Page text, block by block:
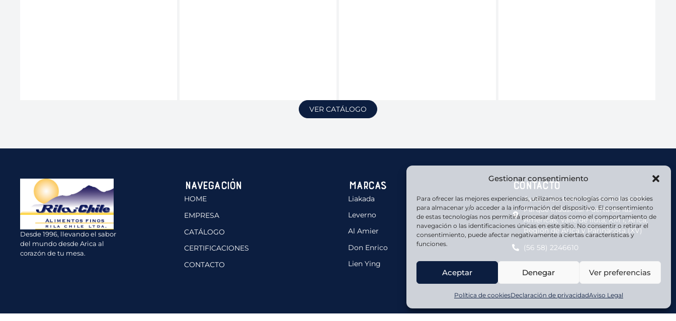
Gestionar consentimiento
Para ofrecer las mejores experiencias, utilizamos tecnologías como las cookies
para almacenar y/o acceder a la información del dispositivo. El consentimiento
de estas tecnologías nos permitirá procesar datos como el comportamiento de
navegación o las identificaciones únicas en este sitio. No consentir o retirar el
consentimiento, puede afectar negativamente a ciertas características y
funciones.
Aceptar Denegar Ver preferencias
Política de cookiesDeclaración de privacidadAviso Legal
VER CATÁLOGO
Desde 1996, llevando el sabor
del mundo desde Arica al
corazón de tu mesa.
Navegación
HOME
EMPRESA
CATÁLOGO
CERTIFICACIONES
CONTACTO
Marcas
Liakada
Leverno
Al Amier
Don Enrico
Lien Ying
Contacto
Avda. Libertador Simón Bolivar 151,
Parque Industrial Puerta de las
Américas, Valle de lluta, KM 1, Arica,
Región de Arica y Parinacota (XV)
(56 58) 2246610